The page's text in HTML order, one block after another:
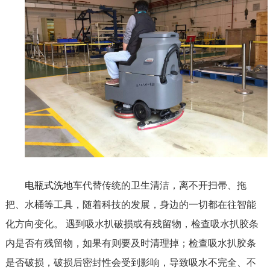
电瓶式洗地车代替传统的卫生清洁，离不开扫帚、拖
把、水桶等工具，随着科技的发展，身边的一切都在往智能
化方向变化。 遇到吸水扒破损或有残留物，检查吸水扒胶条
内是否有残留物，如果有则要及时清理掉；检查吸水扒胶条
是否破损，破损后密封性会受到影响，导致吸水不完全、不